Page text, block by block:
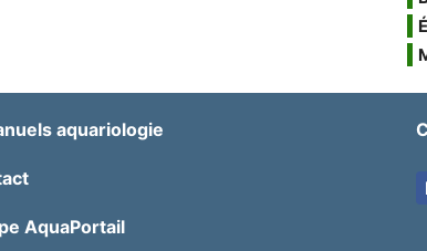
aquariologie
AquaPortail